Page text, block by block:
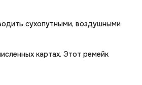
сухопутными, воздушными
картах. Этот ремейк